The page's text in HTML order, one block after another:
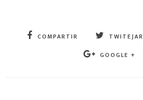
COMPARTIR TWITEJAR
GOOGLE +